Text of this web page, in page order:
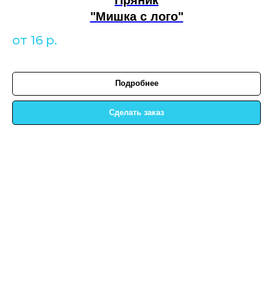
"Мишка с лого"
от 16 р.
Подробнее
Сделать заказ